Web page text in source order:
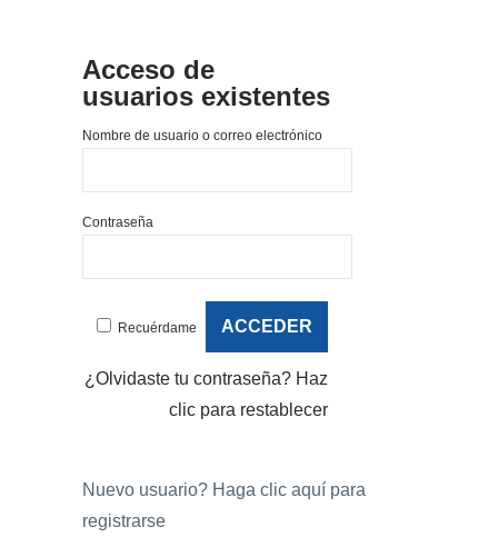
Acceso de
usuarios existentes
Nombre de usuario o correo electrónico
Contraseña
Recuérdame
¿Olvidaste tu contraseña? Haz
clic para restablecer
Nuevo usuario? Haga clic aquí para
registrarse